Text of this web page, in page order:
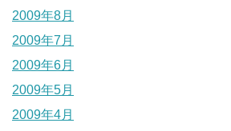
2009年8月
2009年7月
2009年6月
2009年5月
2009年4月